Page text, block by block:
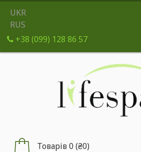
UKR
RUS
+38 (099) 128 86 57
Товарів 0 (₴0)